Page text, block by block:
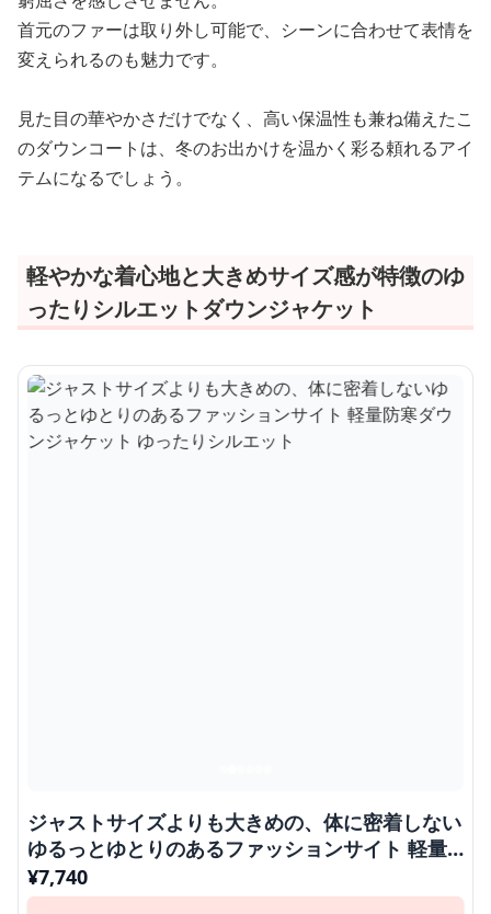
首元のファーは取り外し可能で、シーンに合わせて表情を
変えられるのも魅力です。
見た目の華やかさだけでなく、高い保温性も兼ね備えたこ
のダウンコートは、冬のお出かけを温かく彩る頼れるアイ
テムになるでしょう。
軽やかな着心地と大きめサイズ感が特徴のゆ
ったりシルエットダウンジャケット
ジャストサイズよりも大きめの、体に密着しない
ゆるっとゆとりのあるファッションサイト 軽量
防寒ダウンジャケット ゆったりシルエット
¥7,740